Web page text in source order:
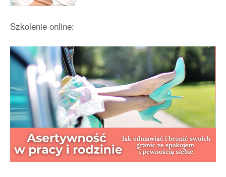
Szkolenie online: